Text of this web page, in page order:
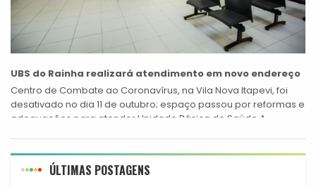
UBS do Rainha realizará atendimento em novo endereço
Centro de Combate ao Coronavírus, na Vila Nova Itapevi, foi
desativado no dia 11 de outubro; espaço passou por reformas e
adequações para atender Unidade Básica de Saúde A
ÚLTIMAS POSTAGENS